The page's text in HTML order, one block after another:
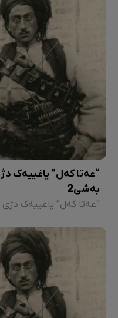
“عەتا کەل” یاغییەک
بەشی2